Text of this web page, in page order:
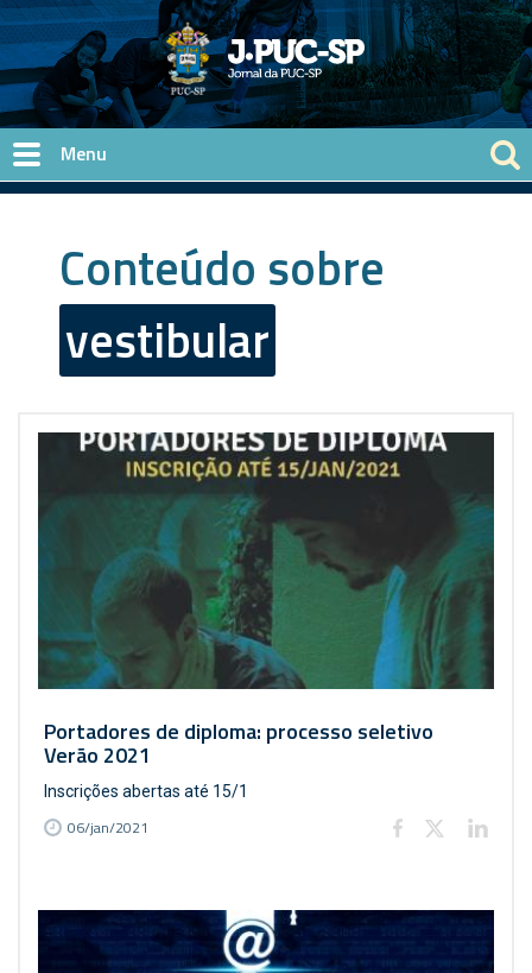
Pular para o conteúdo principal
Conteúdo sobre
vestibular
Portadores de diploma: processo seletivo
Verão 2021
Inscrições abertas até 15/1
06/jan/2021